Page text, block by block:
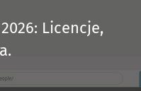
Licencje,